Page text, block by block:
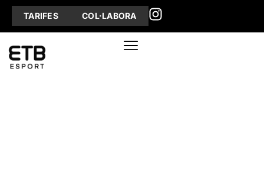
TARIFES COL·LABORA